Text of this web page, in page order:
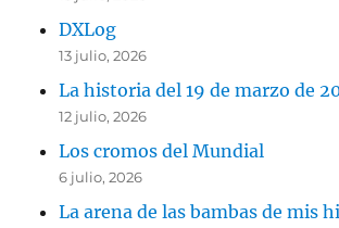
DXLog
13 julio, 2026
La historia del 19 de marzo de
12 julio, 2026
Los cromos del Mundial
6 julio, 2026
La arena de las bambas de mis